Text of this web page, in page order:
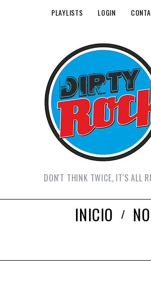
PLAYLISTS LOGIN
DON'T THINK TWICE, IT'S ALL
INICIO